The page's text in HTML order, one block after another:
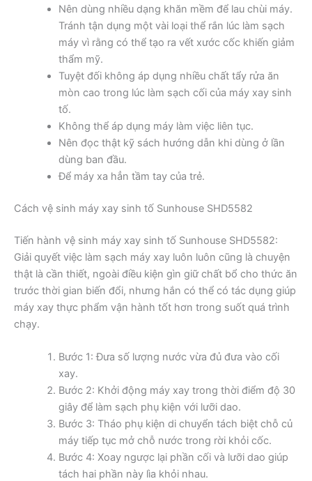
Nên dùng nhiều dạng khăn mềm để lau chùi máy.
Tránh tận dụng một vài loại thể rắn lúc làm sạch
máy vì rằng có thể tạo ra vết xước cốc khiến giảm
thẩm mỹ.
Tuyệt đối không áp dụng nhiều chất tẩy rửa ăn
mòn cao trong lúc làm sạch cối của máy xay sinh
tố.
Không thể áp dụng máy làm việc liên tục.
Nên đọc thật kỹ sách hướng dẫn khi dùng ở lần
dùng ban đầu.
Để máy xa hẳn tầm tay của trẻ.
Cách vệ sinh máy xay sinh tố Sunhouse SHD5582
Tiến hành vệ sinh máy xay sinh tố Sunhouse SHD5582:
Giải quyết việc làm sạch máy xay luôn luôn cũng là chuyện
thật là cần thiết, ngoài điều kiện gìn giữ chất bổ cho thức ăn
trước thời gian biến đổi, nhưng hắn có thể có tác dụng giúp
máy xay thực phẩm vận hành tốt hơn trong suốt quá trình
chạy.
Bước 1: Đưa số lượng nước vừa đủ đưa vào cối
xay.
Bước 2: Khởi động máy xay trong thời điểm độ 30
giây để làm sạch phụ kiện với lưỡi dao.
Bước 3: Tháo phụ kiện di chuyển tách biệt chỗ củ
máy tiếp tục mở chỗ nước trong rời khỏi cốc.
Bước 4: Xoay ngược lại phần cối và lưỡi dao giúp
tách hai phần này lìa khỏi nhau.